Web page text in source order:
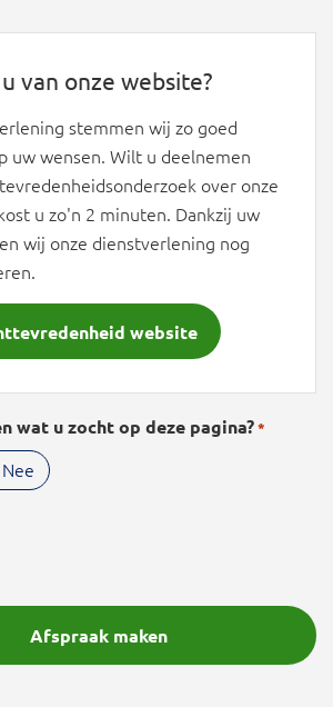
van onze website?
stemmen wij zo goed
uw wensen. Wilt u deelnemen
over onze
u zo'n 2 minuten. Dankzij uw
wij onze dienstverlening nog
website
wat u zocht op deze pagina?*
Nee
Afspraak maken